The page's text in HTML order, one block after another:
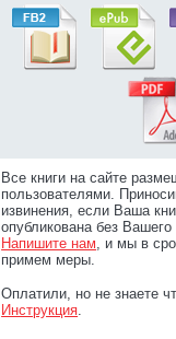
Все книги на сайте
пользователями.
извинения, если Ваша
опубликована без Вашего
Напишите нам, и мы в
примем меры.
Оплатили, но не знаете
Инструкция.